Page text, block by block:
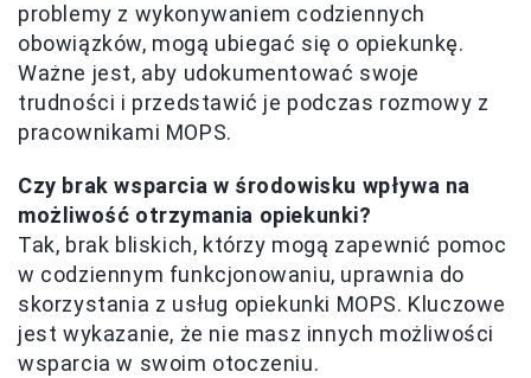
problemy z wykonywaniem codziennych
obowiązków, mogą ubiegać się o opiekunkę.
Ważne jest, aby udokumentować swoje
trudności i przedstawić je podczas rozmowy z
pracownikami MOPS.
Czy brak wsparcia w środowisku wpływa na
możliwość otrzymania opiekunki?
Tak, brak bliskich, którzy mogą zapewnić pomoc
w codziennym funkcjonowaniu, uprawnia do
skorzystania z usług opiekunki MOPS. Kluczowe
jest wykazanie, że nie masz innych możliwości
wsparcia w swoim otoczeniu.